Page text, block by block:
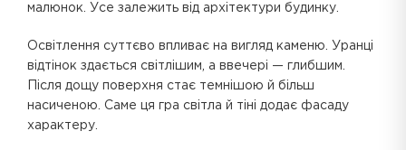
малюнок. Усе залежить від архітектури будинку.
Освітлення суттєво впливає на вигляд каменю. Уранці
відтінок здається світлішим, а ввечері — глибшим.
Після дощу поверхня стає темнішою й більш
насиченою. Саме ця гра світла й тіні додає фасаду
характеру.